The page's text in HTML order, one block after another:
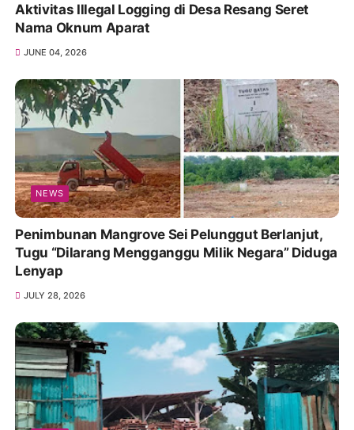
Aktivitas Illegal Logging di Desa Resang Seret
Nama Oknum Aparat
JUNE 04, 2026
NEWS
Penimbunan Mangrove Sei Pelunggut Berlanjut,
Tugu “Dilarang Mengganggu Milik Negara” Diduga
Lenyap
JULY 28, 2026